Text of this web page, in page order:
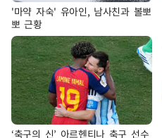
'마약 자숙' 유아인, 남사친과 볼뽀
뽀 근황
‘축구의 신’ 아르헨티나 축구 선수